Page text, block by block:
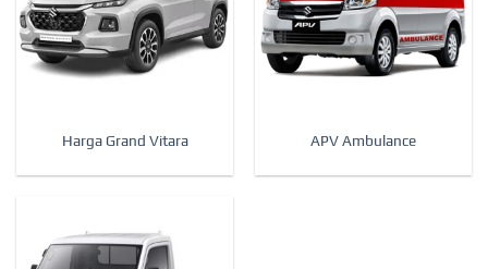
Harga Grand Vitara APV Ambulance